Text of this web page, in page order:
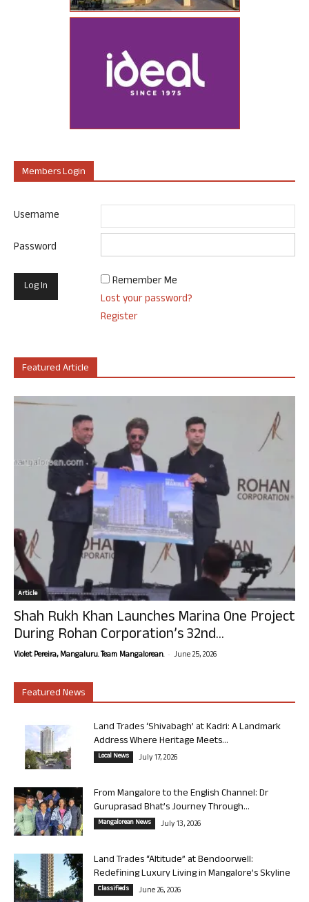
Members Login
Username
Password
Remember Me
Lost your password?
Register
Featured Article
Article
Shah Rukh Khan Launches Marina One Project
During Rohan Corporation’s 32nd...
Violet Pereira, Mangaluru. Team Mangalorean. - June 25, 2026
Featured News
Land Trades ‘Shivabagh’ at Kadri: A Landmark
Address Where Heritage Meets...
Local News July 17, 2026
From Mangalore to the English Channel: Dr
Guruprasad Bhat’s Journey Through...
Mangalorean News July 13, 2026
Land Trades “Altitude” at Bendoorwell:
Redefining Luxury Living in Mangalore’s Skyline
Classifieds June 26, 2026